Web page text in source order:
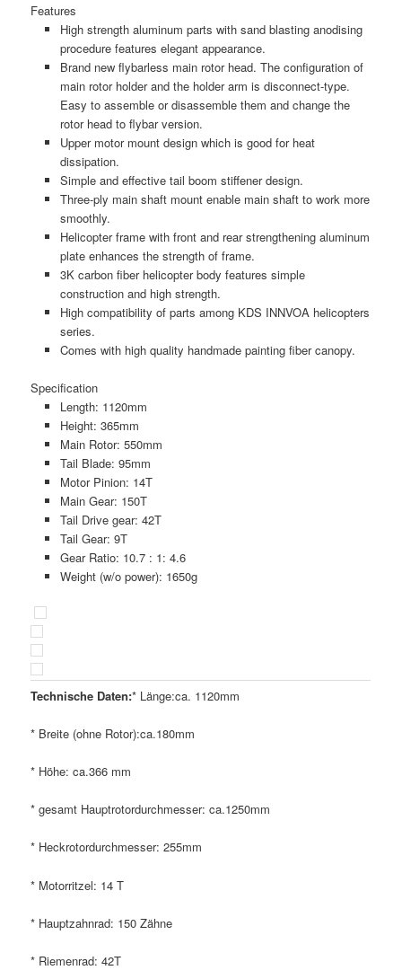
Features
High strength aluminum parts with sand blasting anodising
procedure features elegant appearance.
Brand new flybarless main rotor head. The configuration of
main rotor holder and the holder arm is disconnect-type.
Easy to assemble or disassemble them and change the
rotor head to flybar version.
Upper motor mount design which is good for heat
dissipation.
Simple and effective tail boom stiffener design.
Three-ply main shaft mount enable main shaft to work more
smoothly.
Helicopter frame with front and rear strengthening aluminum
plate enhances the strength of frame.
3K carbon fiber helicopter body features simple
construction and high strength.
High compatibility of parts among KDS INNVOA helicopters
series.
Comes with high quality handmade painting fiber canopy.
Specification
Length: 1120mm
Height: 365mm
Main Rotor: 550mm
Tail Blade: 95mm
Motor Pinion: 14T
Main Gear: 150T
Tail Drive gear: 42T
Tail Gear: 9T
Gear Ratio: 10.7 : 1: 4.6
Weight (w/o power): 1650g
Technische Daten:* Länge:ca. 1120mm
* Breite (ohne Rotor):ca.180mm
* Höhe: ca.366 mm
* gesamt Hauptrotordurchmesser: ca.1250mm
* Heckrotordurchmesser: 255mm
* Motorritzel: 14 T
* Hauptzahnrad: 150 Zähne
* Riemenrad: 42T